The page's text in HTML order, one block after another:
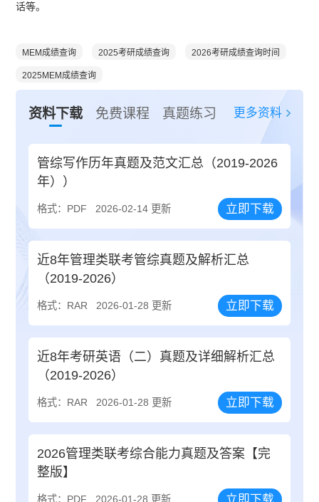
话等。
MEM成绩查询 2025考研成绩查询 2026考研成绩查询时间
2025MEM成绩查询
资料下载 免费课程 真题练习 更多资料
管综写作历年真题及范文汇总（2019-2026
年））
格式：PDF 2026-02-14 更新 立即下载
近8年管理类联考管综真题及解析汇总
（2019-2026）
格式：RAR 2026-01-28 更新 立即下载
近8年考研英语（二）真题及详细解析汇总
（2019-2026）
格式：RAR 2026-01-28 更新 立即下载
2026管理类联考综合能力真题及答案【完
整版】
格式：PDF 2026-01-28 更新